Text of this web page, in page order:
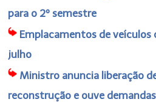
para o 2º semestre
Emplacamentos de veículos
julho
Ministro anuncia liberação
reconstrução e ouve